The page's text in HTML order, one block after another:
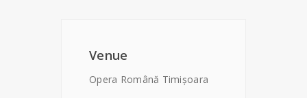
Venue
Opera Română Timișoara